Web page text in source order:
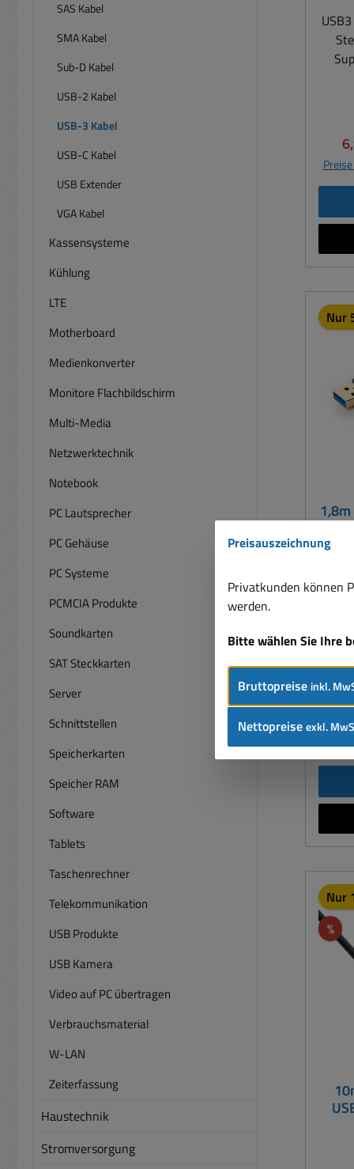
SAS Kabel
SMA Kabel
Sub-D Kabel
USB-2 Kabel
USB-3 Kabel
USB-C Kabel
USB Extender
VGA Kabel
Kassensysteme
Kühlung
LTE
Motherboard
Medienkonverter
Monitore Flachbildschirm
Multi-Media
Netzwerktechnik
Notebook
PC Lautsprecher
PC Gehäuse
PC Systeme
PCMCIA Produkte
Soundkarten
SAT Steckkarten
Server
Schnittstellen
Speicherkarten
Speicher RAM
Software
Tablets
Taschenrechner
Telekommunikation
USB Produkte
USB Kamera
Video auf PC übertragen
Verbrauchsmaterial
W-LAN
Zeiterfassung
Haustechnik
Stromversorgung
Stecker
Nur
-
bis 5
USB
24-
Nur
%
Preisauszeichnung
Privatkunden können
werden.
Bitte wählen Sie Ihre
Bruttopreise inkl.
Nettopreiseexkl.